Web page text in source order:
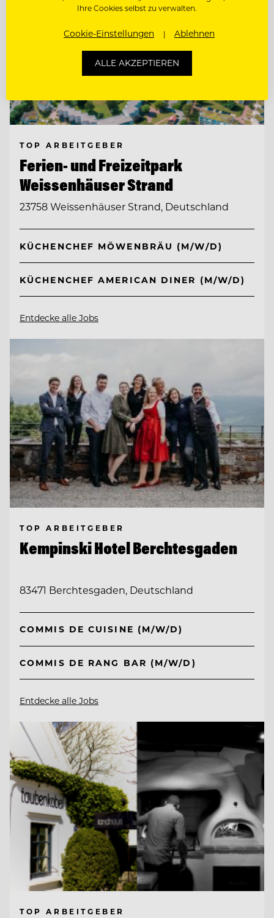
TOP ARBEITGEBER
Ferien- und Freizeitpark
Weissenhäuser Strand
23758 Weissenhäuser Strand, Deutschland
KÜCHENCHEF MÖWENBRÄU (M/W/D)
KÜCHENCHEF AMERICAN DINER (M/W/D)
Entdecke alle Jobs
TOP ARBEITGEBER
Kempinski Hotel Berchtesgaden
83471 Berchtesgaden, Deutschland
COMMIS DE CUISINE (M/W/D)
COMMIS DE RANG BAR (M/W/D)
Entdecke alle Jobs
TOP ARBEITGEBER
Ihre Cookies selbst zu verwalten.
Cookie-Einstellungen Ablehnen
ALLE AKZEPTIEREN